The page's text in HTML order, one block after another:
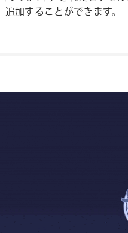
追加することができます。